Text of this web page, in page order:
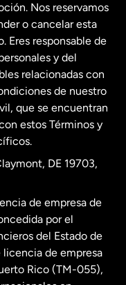
Nos reservamos
o cancelar esta
Eres responsable de
y del
relacionadas con
de nuestro
que se encuentran
estos Términos y
DE 19703,
de empresa de
por el
del Estado de
licencia de empresa
Rico (TM-055),